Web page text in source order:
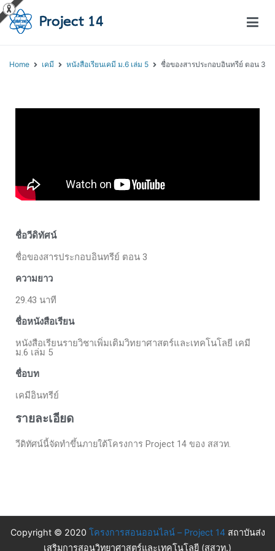
Home เคมี หนังสือเรียนเคมี ม.6 เล่ม 5 ชื่อของสารประกอบอินทรีย์ ตอน 3
ชื่อวีดิทัศน์
ชื่อของสารประกอบอินทรีย์ ตอน 3
ความยาว
29.43 นาที
ชื่อหนังสือเรียน
หนังสือเรียนรายวิชาเพิ่มเติมวิทยาศาสตร์และเทคโนโลยี เคมี
ม.6 เล่ม 5
ชื่อบท
เคมีอินทรีย์
รายละเอียด
วีดิทัศน์นี้จัดทำขึ้นภายใต้โครงการ Project 14 ของ สสวท.
Copyright © 2020 โครงการสอนออนไลน์ – Project 14สถาบันส่ง
เสริมการสอนวิทยาศาสตร์และเทคโนโลยี (สสวท.)